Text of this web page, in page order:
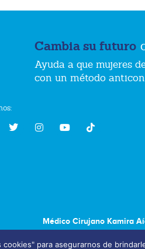
Cambia su futuro
Ayuda a que mujeres
con un método
Médico Cirujano Kamira
cookies" para asegurarnos de